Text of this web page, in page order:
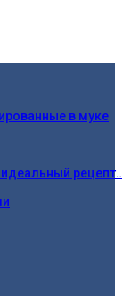
в муке